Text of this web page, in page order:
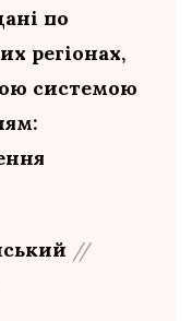
по
регіонах,
системою
//